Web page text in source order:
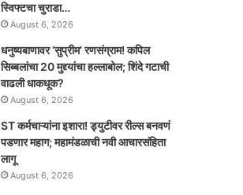
स्विफ्टचा चुराडा…
August 6, 2026
धनुष्यबाणावर ‘सुप्रीम’ रणसंग्राम! कपिल
सिब्बलांचा 20 मुद्द्यांचा हल्लाबोल; शिंदे गटाची
वाढली धाकधूक?
August 6, 2026
ST कर्मचाऱ्यांना इशारा! ड्युटीवर रील्स बनवणं
पडणार महाग; महामंडळाची नवी आचारसंहिता
लागू
August 6, 2026